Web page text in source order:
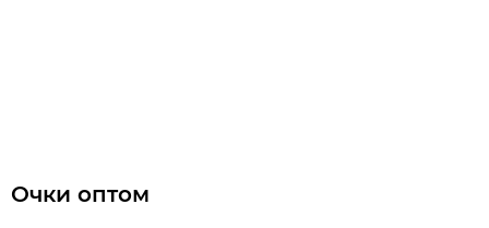
Очки оптом